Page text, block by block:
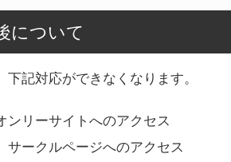
について
記対応ができなくなります。
ンリーサイトへのアクセス
サークルページへのアクセス